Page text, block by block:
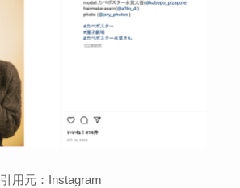
引用元：Instagram